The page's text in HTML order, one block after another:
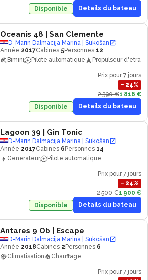
Disponible
Details du bateau
Oceanis 48 | San Clemente
D-Marin Dalmacija Marina | Sukošan
Année 2017Cabines 5Personnes 12
Bimini
Pilote automatique Propulseur d'etrave
Prix pour 7 jours
− 24%
2 390 €1 816 €
Disponible
Details du bateau
Lagoon 39 | Gin Tonic
D-Marin Dalmacija Marina | Sukošan
Année 2017Cabines 6 Personnes 14
Generateur
Pilote automatique
Prix pour 7 jours
− 24%
2 500 €1 900 €
Disponible
Details du bateau
Antares 9 Ob | Escape
D-Marin Dalmacija Marina | Sukošan
Année 2018Cabines 2 Personnes 6
Climatisation
Chauffage
Prix pour 7 jours